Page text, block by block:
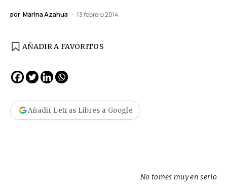
por Marina Azahua 13 febrero 2014
AÑADIR A FAVORITOS
Añadir Letras Libres a Google
No tomes muy en serio